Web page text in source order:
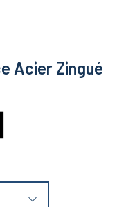
Acier Zingué